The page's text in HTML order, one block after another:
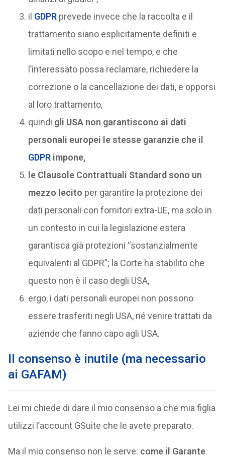
il GDPR prevede invece che la raccolta e il
trattamento siano esplicitamente definiti e
limitati nello scopo e nel tempo, e che
l’interessato possa reclamare, richiedere la
correzione o la cancellazione dei dati, e opporsi
al loro trattamento,
quindi gli USA non garantiscono ai dati
personali europei le stesse garanzie che il
GDPRimpone,
le Clausole Contrattuali Standard sono un
mezzo lecito per garantire la protezione dei
dati personali con fornitori extra-UE, ma solo in
un contesto in cui la legislazione estera
garantisca già protezioni “sostanzialmente
equivalenti al GDPR”; la Corte ha stabilito che
questo non è il caso degli USA,
ergo, i dati personali europei non possono
essere trasferiti negli USA, né venire trattati da
aziende che fanno capo agli USA.
Il consenso è inutile (ma necessario
ai GAFAM)
Lei mi chiede di dare il mio consenso a che mia figlia
utilizzi l’account GSuite che le avete preparato.
Ma il mio consenso non le serve: come il Garante